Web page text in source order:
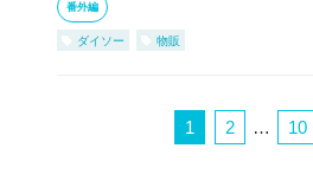
番外編
ダイソー 物販
1 2 … 10